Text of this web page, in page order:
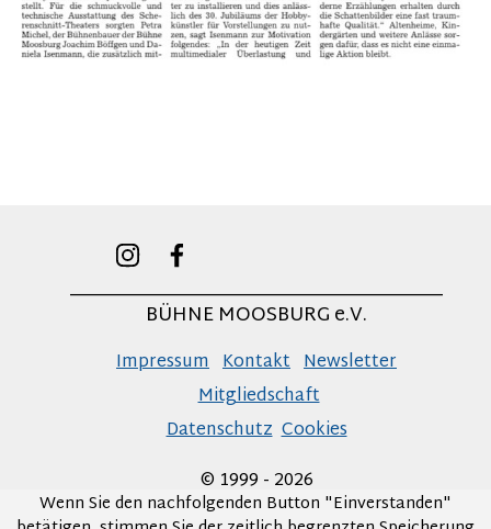
______________________________________
BÜHNE MOOSBURG e.V.
Impressum Kontakt Newsletter
Mitgliedschaft
Datenschutz Cookies
© 1999 - 2026
Wenn Sie den nachfolgenden Button "Einverstanden"